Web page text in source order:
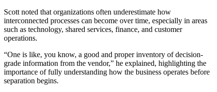
Scott noted that organizations often underestimate how
interconnected processes can become over time, especially in areas
such as technology, shared services, finance, and customer
operations.
“One is like, you know, a good and proper inventory of decision-
grade information from the vendor,” he explained, highlighting the
importance of fully understanding how the business operates before
separation begins.